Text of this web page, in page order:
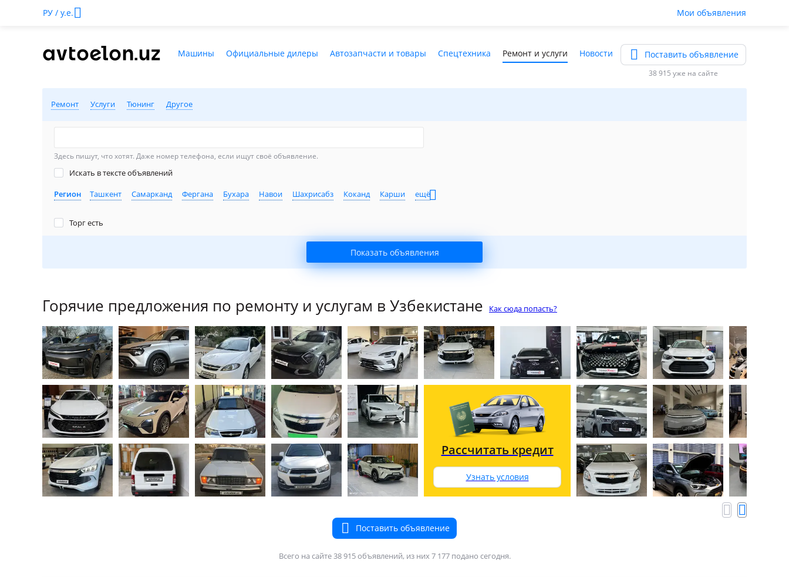
РУ / у.е. Мои объявления
Машины Официальные дилеры Автозапчасти и товары Спецтехника Ремонт и услуги Новости Поставить объявление
38 915 уже на сайте
Ремонт Услуги Тюнинг Другое
Здесь пишут, что хотят. Даже номер телефона, если ищут своё объявление.
Искать в тексте объявлений
Регион
Ташкент Самарканд Фергана Бухара Навои Шахрисабз Коканд Карши ещё
Торг есть
Показать объявления
Горячие предложения по ремонту и услугам в Узбекистане Как сюда попасть?
Рассчитать кредит
Узнать условия
Поставить объявление
Всего на сайте 38 915 объявлений, из них 7 177 подано сегодня.